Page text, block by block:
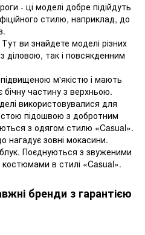
- ці моделі добре підійдуть
стилю, наприклад, до
ви знайдете моделі різних
діловою, так і повсякденним
м'якістю і мають
частину з верхньою.
використовувалися для
підошвою з добротним
з одягом стилю «Casual».
зовні мокасини.
Поєднуються з звуженими
в стилі «Casual».
бренди з гарантією